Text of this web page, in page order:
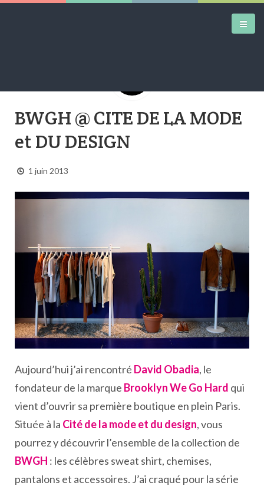
AIRTRAINERPEDIA
STREET ART
MW SHIFT
DAILY CITY
BWGH @ CITE DE LA MODE
et DU DESIGN
1 juin 2013
Aujourd’hui j’ai rencontré David Obadia, le
fondateur de la marque Brooklyn We Go Hard qui
vient d’ouvrir sa première boutique en plein Paris.
Située à la Cité de la mode et du design, vous
pourrez y découvrir l’ensemble de la collection de
BWGH : les célèbres sweat shirt, chemises,
pantalons et accessoires. J’ai craqué pour la série